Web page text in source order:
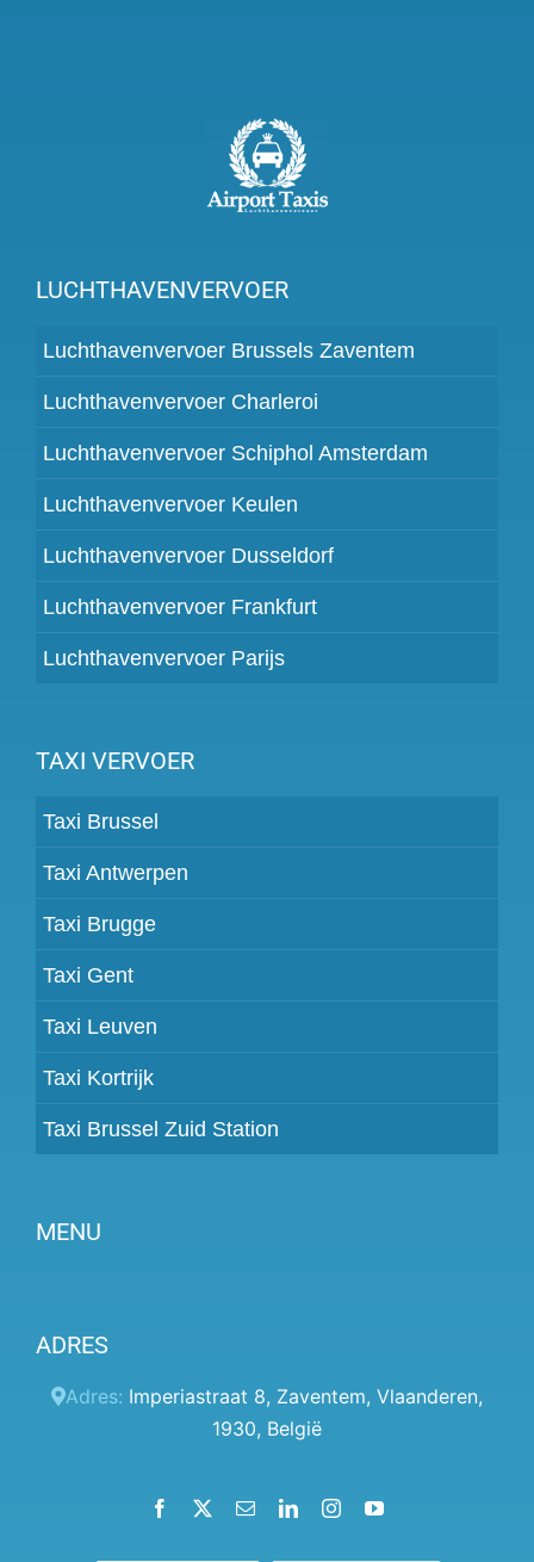
LUCHTHAVENVERVOER
Luchthavenvervoer Brussels Zaventem
Luchthavenvervoer Charleroi
Luchthavenvervoer Schiphol Amsterdam
Luchthavenvervoer Keulen
Luchthavenvervoer Dusseldorf
Luchthavenvervoer Frankfurt
Luchthavenvervoer Parijs
TAXI VERVOER
Taxi Brussel
Taxi Antwerpen
Taxi Brugge
Taxi Gent
Taxi Leuven
Taxi Kortrijk
Taxi Brussel Zuid Station
MENU
Prijzen
Klantenpaneel
Algemene voorwaarden
ADRES
Adres: Imperiastraat 8, Zaventem, Vlaanderen,
1930, België
Facebook EmailLinkedInInstagramYouTube